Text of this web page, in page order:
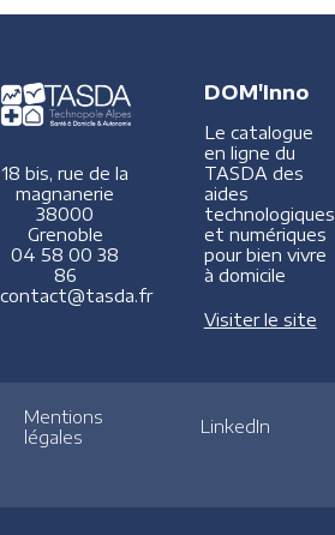
18 bis, rue de la
magnanerie
38000
Grenoble
04 58 00 38
86
contact@tasda.fr
DOM'Inno
Le catalogue
en ligne du
TASDA des
aides
technologiques
et numériques
pour bien vivre
à domicile
Visiter le site
Mentions
légales
LinkedIn